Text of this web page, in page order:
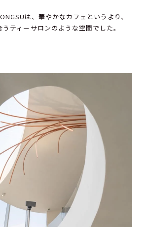
は、華やかなカフェというより、
ティーサロンのような空間でした。